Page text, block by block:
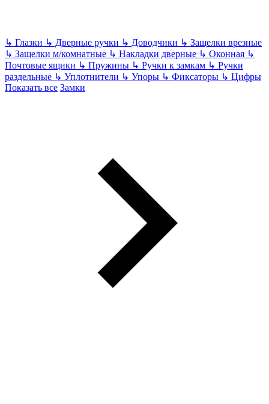
↳ Глазки ↳ Дверные ручки ↳ Доводчики ↳ Защелки врезные
↳ Защелки м/комнатные ↳ Накладки дверные ↳ Оконная ↳
Почтовые ящики ↳ Пружины ↳ Ручки к замкам ↳ Ручки
раздельные ↳ Уплотнители ↳ Упоры ↳ Фиксаторы ↳ Цифры
Показать все Замки